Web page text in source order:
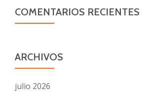
COMENTARIOS RECIENTES
ARCHIVOS
julio 2026